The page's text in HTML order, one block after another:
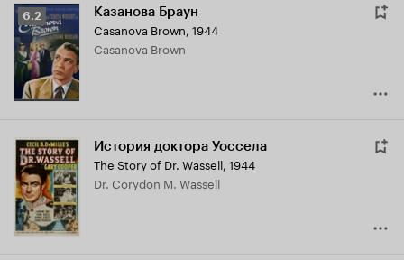
Рейтинг
Кинопоиска
6.2
6.2 Казанова Браун
Casanova Brown, 1944
Casanova Brown
История доктора Уоссела
The Story of Dr. Wassell, 1944
Dr. Corydon M. Wassell